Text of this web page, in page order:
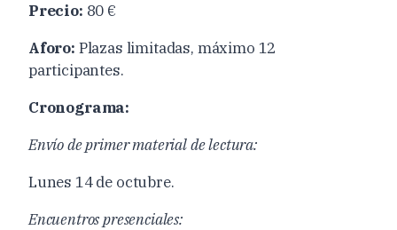
Precio: 80 €
Aforo: Plazas limitadas, máximo 12
participantes.
Cronograma:
Envío de primer material de lectura:
Lunes 14 de octubre.
Encuentros presenciales: